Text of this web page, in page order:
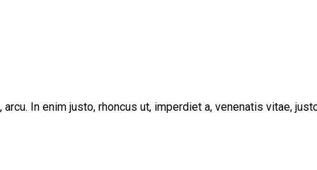
In enim justo, rhoncus ut, imperdiet a, venenatis vitae,